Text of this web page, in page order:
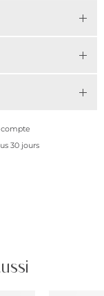
compte
30 jours